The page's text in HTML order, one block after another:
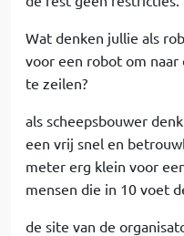
Wat denken jullie als
voor een robot om
te zeilen?
als scheepsbouwer
een vrij snel en
meter erg klein voor
mensen die in 10 voet
de site van de